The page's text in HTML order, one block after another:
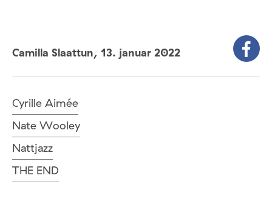
Camilla Slaattun, 13. januar 2022
Cyrille Aimée
Nate Wooley
Nattjazz
THE END